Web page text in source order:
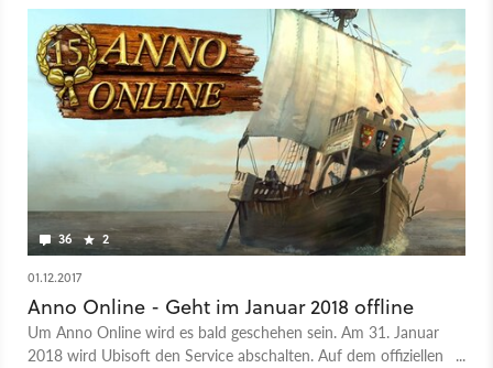
36 2
01.12.2017
Anno Online - Geht im Januar 2018 offline
Um Anno Online wird es bald geschehen sein. Am 31. Januar
2018 wird Ubisoft den Service abschalten. Auf dem offiziellen